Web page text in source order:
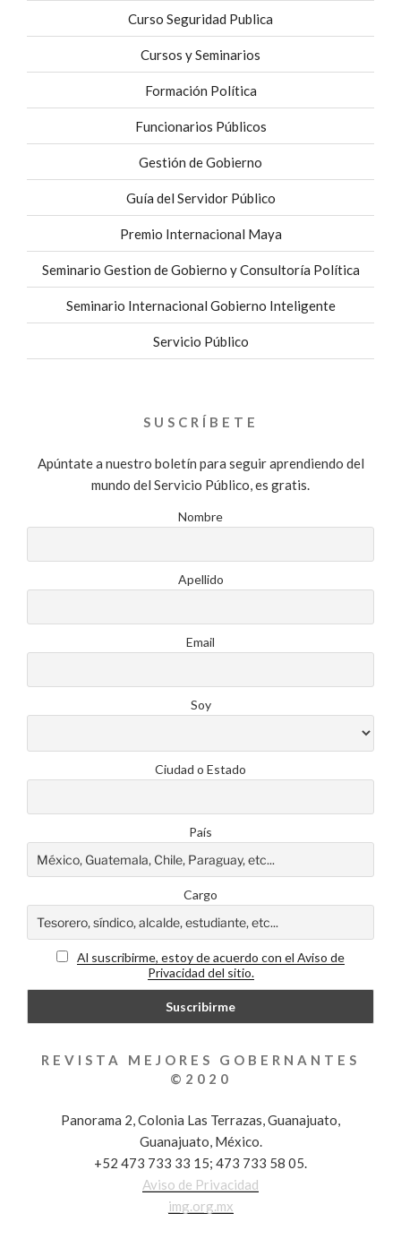
Curso Seguridad Publica
Cursos y Seminarios
Formación Política
Funcionarios Públicos
Gestión de Gobierno
Guía del Servidor Público
Premio Internacional Maya
Seminario Gestion de Gobierno y Consultoría Política
Seminario Internacional Gobierno Inteligente
Servicio Público
SUSCRÍBETE
Apúntate a nuestro boletín para seguir aprendiendo del
mundo del Servicio Público, es gratis.
Nombre
Apellido
Email
Soy
Ciudad o Estado
País
Cargo
Al suscribirme, estoy de acuerdo con el Aviso de
Privacidad del sitio.
REVISTA MEJORES GOBERNANTES
©2020
Panorama 2, Colonia Las Terrazas, Guanajuato,
Guanajuato, México.
+52 473 733 33 15; 473 733 58 05.
Aviso de Privacidad
img.org.mx